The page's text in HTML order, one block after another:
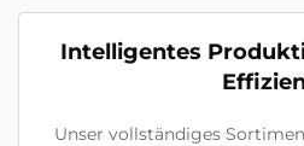
Intelligentes
Unser vollständiges